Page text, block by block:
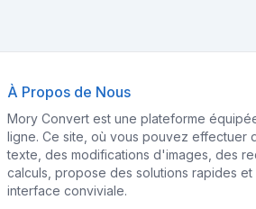
À Propos de Nous
Mory Convert est une plateforme
ligne. Ce site, où vous pouvez effectuer
texte, des modifications d'images, des
calculs, propose des solutions rapides
interface conviviale.